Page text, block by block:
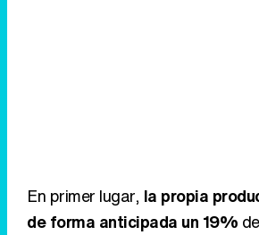
En primer lugar, la propia
de forma anticipada un 19%